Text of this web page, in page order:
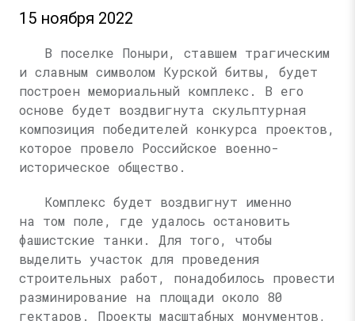
15 ноября 2022
В поселке Поныри, ставшем трагическим
и славным символом Курской битвы, будет
построен мемориальный комплекс. В его
основе будет воздвигнута скульптурная
композиция победителей конкурса проектов,
которое провело Российское военно-
историческое общество.
Комплекс будет воздвигнут именно
на том поле, где удалось остановить
фашистские танки. Для того, чтобы
выделить участок для проведения
строительных работ, понадобилось провести
разминирование на площади около 80
гектаров. Проекты масштабных монументов,